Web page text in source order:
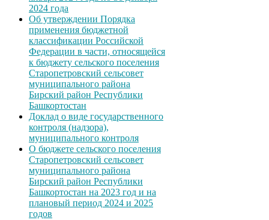
2024 года
Об утверждении Порядка
применения бюджетной
классификации Российской
Федерации в части, относящейся
к бюджету сельского поселения
Старопетровский сельсовет
муниципального района
Бирский район Республики
Башкортостан
Доклад о виде государственного
контроля (надзора),
муниципального контроля
О бюджете сельского поселения
Старопетровский сельсовет
муниципального района
Бирский район Республики
Башкортостан на 2023 год и на
плановый период 2024 и 2025
годов